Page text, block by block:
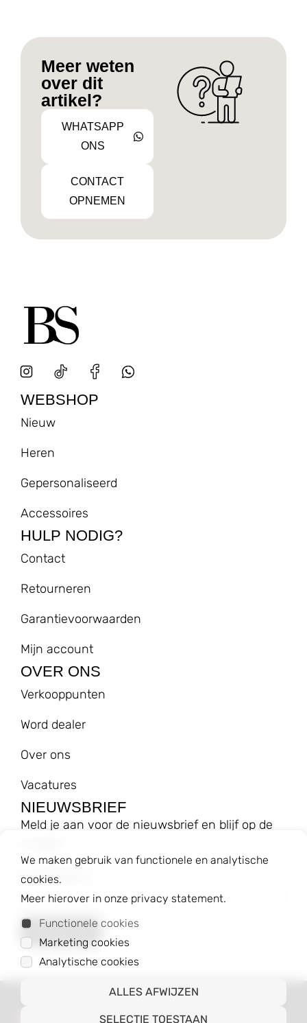
Meer weten
over dit
artikel?
WHATSAPP
ONS
CONTACT
OPNEMEN
WEBSHOP
Nieuw
Heren
Gepersonaliseerd
Accessoires
HULP NODIG?
Contact
Retourneren
Garantievoorwaarden
Mijn account
OVER ONS
Verkooppunten
Word dealer
Over ons
Vacatures
NIEUWSBRIEF
Meld je aan voor de nieuwsbrief en blijf op de
E-mailadres
We maken gebruik van functionele en analytische
cookies.
Meer hierover in onze privacy statement.
Functionele cookies
Marketing cookies
Analytische cookies
ALLES AFWIJZEN
SELECTIE TOESTAAN